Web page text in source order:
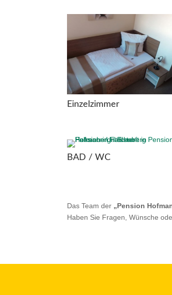
Einzelzimmer
BAD / WC
Das Team der „Pension
Haben Sie Fragen, Wünsche